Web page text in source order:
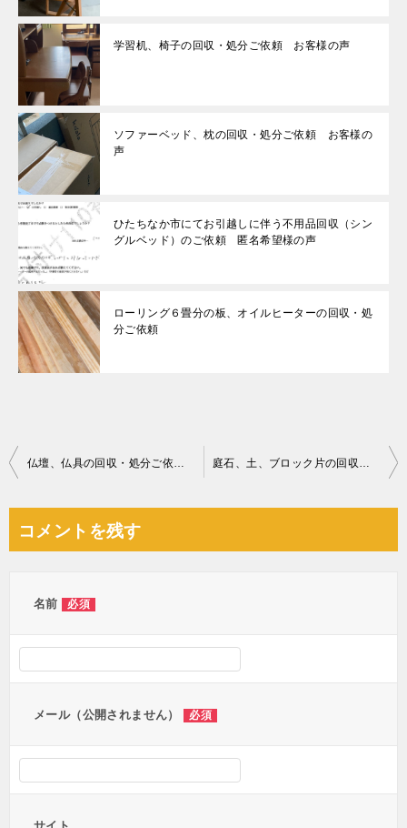
学習机、椅子の回収・処分ご依頼 お客様の声
ソファーベッド、枕の回収・処分ご依頼 お客様の
声
ひたちなか市にてお引越しに伴う不用品回収（シン
グルベッド）のご依頼 匿名希望様の声
ローリング６畳分の板、オイルヒーターの回収・処
分ご依頼
投
ビ
仏壇、仏具の回収・処分ご依頼 お客様の声 庭石、土、ブロック片の回収・処分ご依頼 お客様の声
コメントを残す
名前 必須
メール（公開されません） 必須